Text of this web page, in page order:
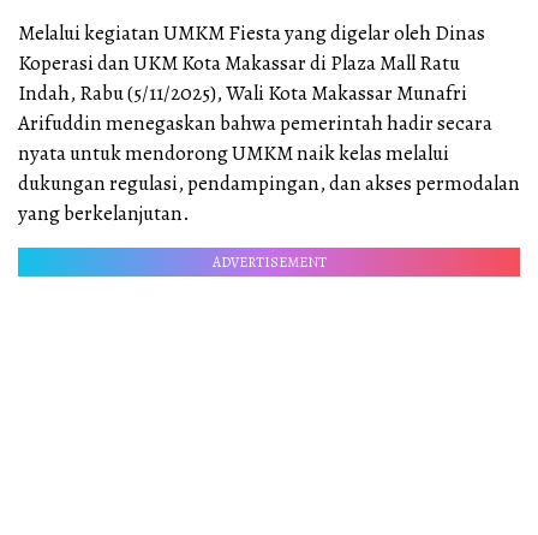
Melalui kegiatan UMKM Fiesta yang digelar oleh Dinas
Koperasi dan UKM Kota Makassar di Plaza Mall Ratu
Indah, Rabu (5/11/2025), Wali Kota Makassar Munafri
Arifuddin menegaskan bahwa pemerintah hadir secara
nyata untuk mendorong UMKM naik kelas melalui
dukungan regulasi, pendampingan, dan akses permodalan
yang berkelanjutan.
ADVERTISEMENT